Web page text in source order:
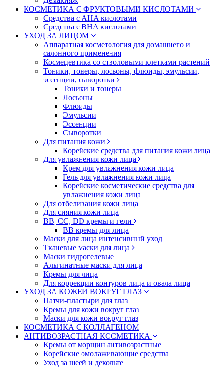
КОСМЕТИКА С ФРУКТОВЫМИ КИСЛОТАМИ
Средства с AHA кислотами
Средства с BHA кислотами
УХОД ЗА ЛИЦОМ
Аппаратная косметология для домашнего и
салонного применения
Космецевтика со стволовыми клетками растений
Тоники, тонеры, лосьоны, флюиды, эмульсии,
эссенции, сыворотки
Тоники и тонеры
Лосьоны
Флюиды
Эмульсии
Эссенции
Сыворотки
Для питания кожи
Корейские средства для питания кожи лица
Для увлажнения кожи лица
Крем для увлажнения кожи лица
Гель для увлажнения кожи лица
Корейские косметические средства для
увлажнения кожи лица
Для отбеливания кожи лица
Для сияния кожи лица
BB, CC, DD кремы и гели
BB кремы для лица
Маски для лица интенсивный уход
Тканевые маски для лица
Маски гидрогелевые
Альгинатные маски для лица
Кремы для лица
Для коррекции контуров лица и овала лица
УХОД ЗА КОЖЕЙ ВОКРУГ ГЛАЗ
Патчи-пластыри для глаз
Кремы для кожи вокруг глаз
Маски для кожи вокруг глаз
КОСМЕТИКА С КОЛЛАГЕНОМ
АНТИВОЗРАСТНАЯ КОСМЕТИКА
Кремы от морщин антивозрастные
Корейские омолаживающие средства
Уход за шеей и декольте